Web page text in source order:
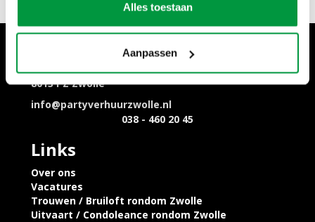
Alles toestaan
Aanpassen
Ohmstraat 10,
8013 PZ Zwolle
info@partyverhuurzwolle.nl
038 - 460 20 45
Links
Over ons
Vacatures
Trouwen / Bruiloft rondom Zwolle
Uitvaart / Condoleance rondom Zwolle